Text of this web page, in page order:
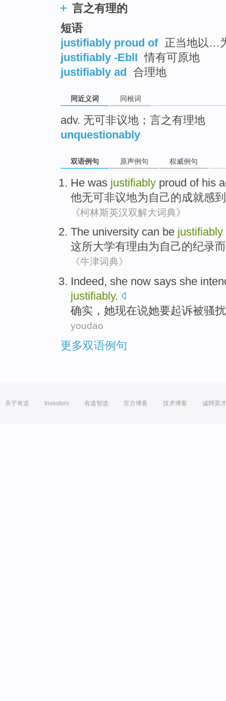
言之有理的
短语
justifiably proud of 正当地以…
justifiably -EblI 情有可原地
justifiably ad 合理地
同近义词 同根词
adv. 无可非议地；言之有理地
unquestionably
双语例句 原声例句 权威例句
He was justifiably proud of his
他无可非议地为自己的成就感
《柯林斯英汉双解大词典》
The university can be justifiably
这所大学有理由为 自己的纪录
《牛津词典》
Indeed, she now says she
justifiably.
确实 ， 她现在说她要起诉被骚
youdao
更多双语例句
关于有道 Investors 有道智选 官方博客 技术博客 诚聘英才